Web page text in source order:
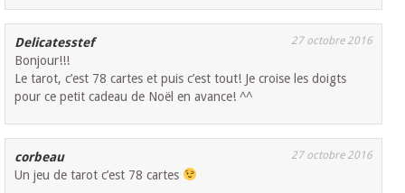
Delicatesstef 27 octobre 2016
Bonjour!!!
Le tarot, c’est 78 cartes et puis c’est tout! Je croise les doigts
pour ce petit cadeau de Noël en avance! ^^
corbeau 27 octobre 2016
Un jeu de tarot c’est 78 cartes